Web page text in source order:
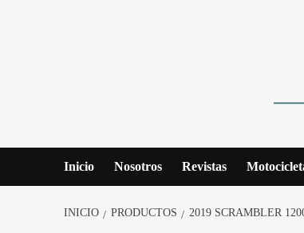
Inicio Nosotros Revistas
INICIO PRODUCTOS 2019 SCRAMBLER